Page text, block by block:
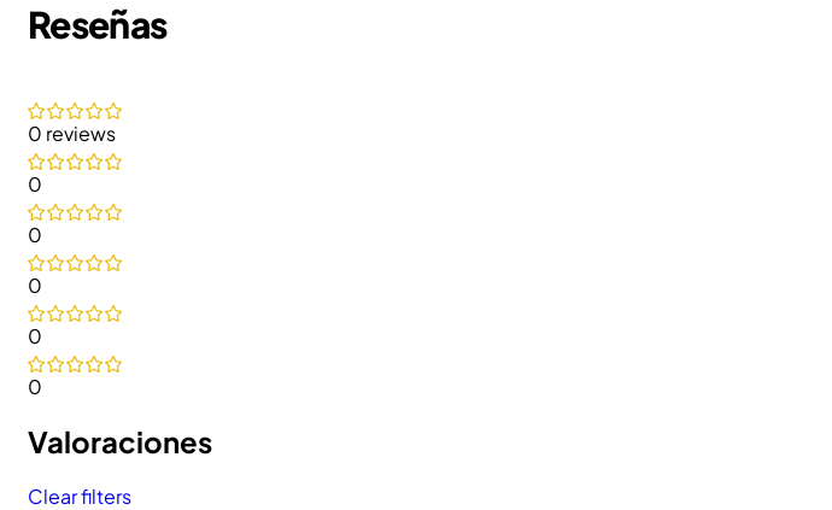
Reseñas
0 reviews
0
0
0
0
0
Valoraciones
Clear filters